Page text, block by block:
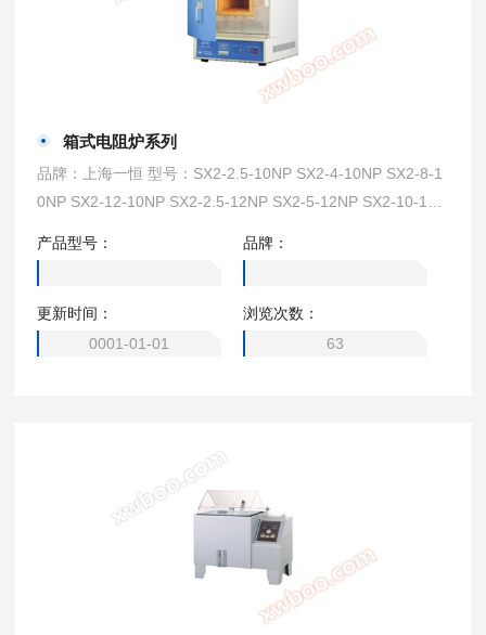
箱式电阻炉系列
品牌：上海一恒 型号：SX2-2.5-10NP SX2-4-10NP SX2-8-1
0NP SX2-12-10NP SX2-2.5-12NP SX2-5-12NP SX2-10-12N
2-2.5-10N SX2-4-10N SX2-8-10N SX2-12-10N SX2-2.5-12
N SX2-5-12N SX2-10-12N SX2-4-13N BSX2-2.5-12TP BSX
2-5-12TP BSX2-6-12TP SX2-4-13NP SX2-8-13NP SX2-8-1
6NP SX2-12-16NP
产品型号： 品牌：
更新时间：
0001-01-01
浏览次数：
63